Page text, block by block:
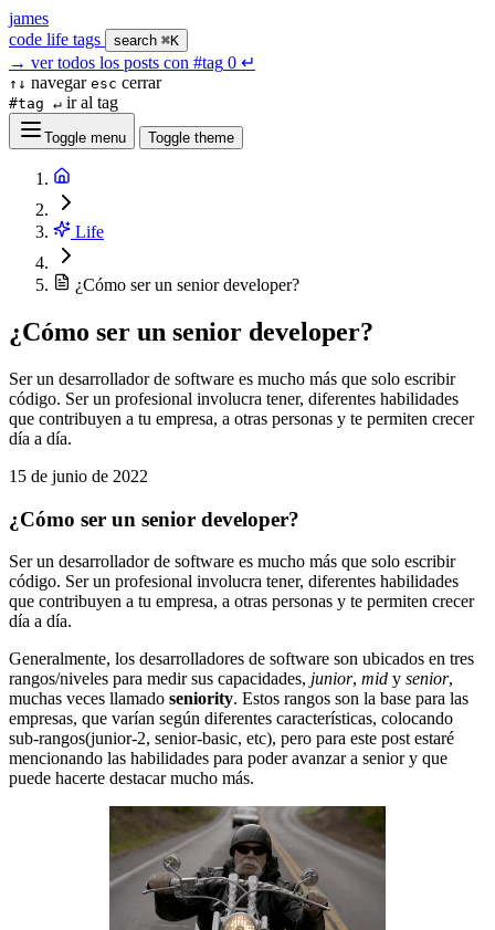
james
code life tags search ⌘K
→ ver todos los posts con #tag 0 ↵
↑↓ navegar esc cerrar
#tag ↵ ir al tag
Toggle menu Toggle theme
Life
¿Cómo ser un senior developer?
¿Cómo ser un senior developer?
Ser un desarrollador de software es mucho más que solo escribir
código. Ser un profesional involucra tener, diferentes habilidades
que contribuyen a tu empresa, a otras personas y te permiten crecer
día a día.
15 de junio de 2022
¿Cómo ser un senior developer?
Ser un desarrollador de software es mucho más que solo escribir
código. Ser un profesional involucra tener, diferentes habilidades
que contribuyen a tu empresa, a otras personas y te permiten crecer
día a día.
Generalmente, los desarrolladores de software son ubicados en tres
rangos/niveles para medir sus capacidades, junior, mid y senior,
muchas veces llamado seniority. Estos rangos son la base para las
empresas, que varían según diferentes características, colocando
sub-rangos(junior-2, senior-basic, etc), pero para este post estaré
mencionando las habilidades para poder avanzar a senior y que
puede hacerte destacar mucho más.